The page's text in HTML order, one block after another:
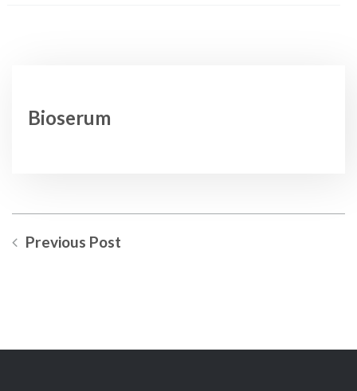
Bioserum
Previous Post